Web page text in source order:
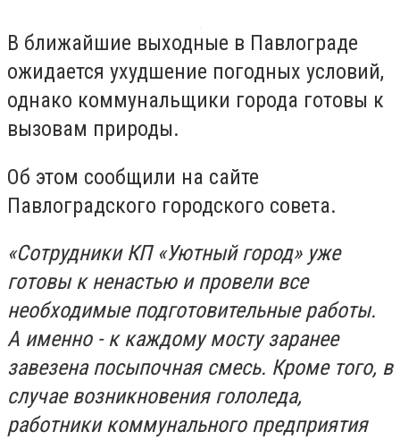
В ближайшие выходные в Павлограде
ожидается ухудшение погодных условий,
однако коммунальщики города готовы к
вызовам природы.
Об этом сообщили на сайте
Павлоградского городского совета.
«Сотрудники КП «Уютный город» уже
готовы к ненастью и провели все
необходимые подготовительные работы.
А именно - к каждому мосту заранее
завезена посыпочная смесь. Кроме того, в
случае возникновения гололеда,
работники коммунального предприятия